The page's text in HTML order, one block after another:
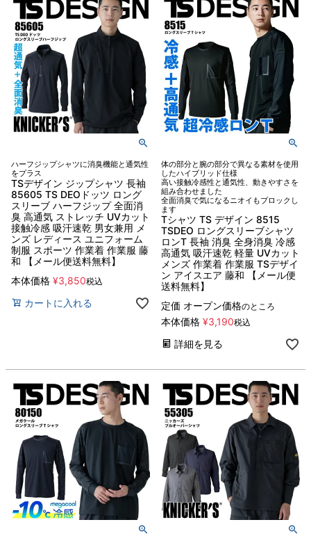
ハーフジップシャツに消臭機能と通気性
をプラス
TSデザイン ジップシャツ 長袖
85605 TS DEOドッツ ロング
スリーブ ハーフジップ 全面消
臭 高通気 ストレッチ UVカット
接触冷感 吸汗速乾 男女兼用 メ
ンズ レディース ユニフォーム
制服 スポーツ 作業着 作業服 藤
和 【メール便送料無料】
本体価格 ¥3,850税込
カートに入れる
体の部分と腕の部分で異なる素材を使用
したハイブリッド仕様
高い接触冷感性と通気性、動きやすさを
組み合わせました
全面消臭で気になるニオイもブロックし
ます
Tシャツ TS デザイン 8515
TSDEO ロングスリーブシャツ
ロンT 長袖 消臭 全身消臭 冷感
高通気 吸汗速乾 軽量 UVカット
メンズ 作業着 作業服 TSデザイ
ン アイスエア 藤和 【メール便
送料無料】
定価 オープン価格のところ
本体価格 ¥3,190税込
詳細を見る